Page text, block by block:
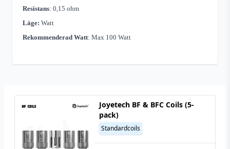
Resistans: 0,15 ohm
Läge: Watt
Rekommenderad Watt: Max 100 Watt
Joyetech BF & BFC Coils (5-
pack)
Standardcoils